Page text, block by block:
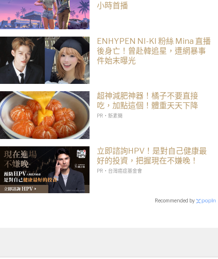
小時首播
ENHYPEN NI-KI 粉絲 Mina 直播
後身亡！曾赴韓追星，遭網暴事
件始末曝光
超神減肥神器！橘子不要直接
吃，加點這個！體重天天下降
PR・新素簡
立即諮詢HPV！是對自己健康最
好的投資，把握現在不嫌晚！
PR・台灣癌症基金會
Recommended by